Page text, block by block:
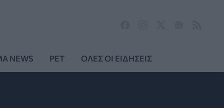
NEWS PET ΟΛΕΣ ΟΙ ΕΙΔΗΣΕΙΣ